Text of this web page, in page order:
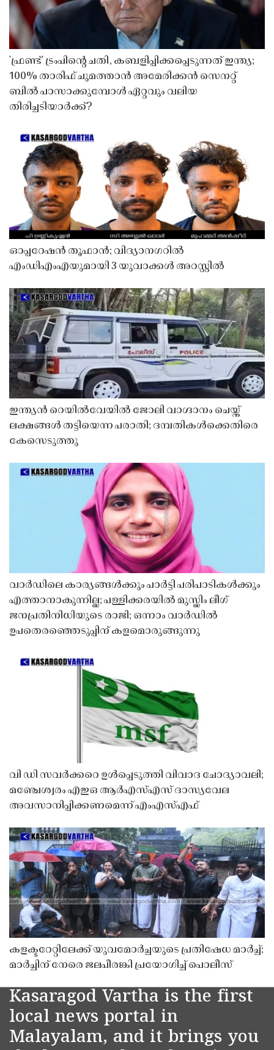
'ഫ്രണ്ട്' ട്രംപിന്റെ ചതി, കബളിപ്പിക്കപ്പെടുന്നത് ഇന്ത്യ;
100% താരിഫ് ചുമത്താൻ അമേരിക്കൻ സെനറ്റ്
ബിൽ പാസാക്കുമ്പോൾ ഏറ്റവും വലിയ
തിരിച്ചടിയാർക്ക്?
ഓപ്പറേഷൻ തൂഫാൻ; വിദ്യാനഗറിൽ
എംഡിഎംഎയുമായി 3 യുവാക്കൾ അറസ്റ്റിൽ
ഇന്ത്യൻ റെയിൽവേയിൽ ജോലി വാഗ്ദാനം ചെയ്ത്
ലക്ഷങ്ങൾ തട്ടിയെന്ന പരാതി; ദമ്പതികൾക്കെതിരെ
കേസെടുത്തു
വാർഡിലെ കാര്യങ്ങൾക്കും പാർട്ടി പരിപാടികൾക്കും
എത്താനാകുന്നില്ല; പള്ളിക്കരയിൽ മുസ്ലിം ലീഗ്
ജനപ്രതിനിധിയുടെ രാജി; ഒന്നാം വാർഡിൽ
ഉപതെരഞ്ഞെടുപ്പിന് കളമൊരുങ്ങുന്നു
വി ഡി സവർക്കറെ ഉൾപ്പെടുത്തി വിവാദ ചോദ്യാവലി;
മഞ്ചേശ്വരം എഇഒ ആർഎസ്എസ് ദാസ്യവേല
അവസാനിപ്പിക്കണമെന്ന് എംഎസ്എഫ്
കളക്ടറേറ്റിലേക്ക് യുവമോർച്ചയുടെ പ്രതിഷേധ മാർച്ച്;
മാർച്ചിന് നേരെ ജലപീരങ്കി പ്രയോഗിച്ച് പൊലീസ്
Kasaragod Vartha is the first
local news portal in
Malayalam, and it brings you